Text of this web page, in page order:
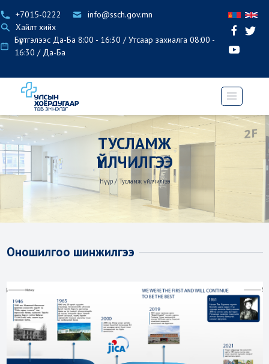
+7015-0222
info@ssch.gov.mn
Хайлт хийх
Бүртгэлээс Да-Ба 8:00 - 16:30 / Утсаар захиалга 08:00 -
16:30 / Да-Ба
ТУСЛАМЖ
ҮЙЛЧИЛГЭЭ
Нүүр / Тусламж үйлчилгээ
Оношилгоо шинжилгээ